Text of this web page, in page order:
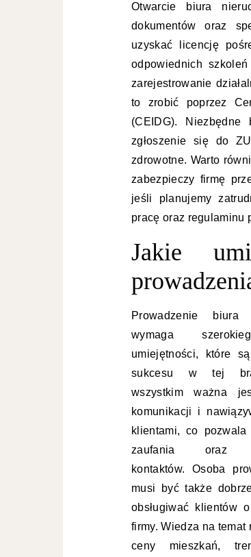
Otwarcie biura
dokumentów oraz
uzyskać licencję
odpowiednich
zarejestrowanie
to zrobić poprzez
(CEIDG).
zgłoszenie się do
zdrowotne. Warto
zabezpieczy firmę
jeśli planujemy
pracę oraz regulaminu
Jakie
Prowadzenie biura
wymaga
umiejętności, które
sukcesu w tej
wszystkim ważna
komunikacji i
klientami, co
zaufania oraz
kontaktów. Osoba
musi być także
obsługiwać klientów
firmy. Wiedza na
ceny mieszkań,